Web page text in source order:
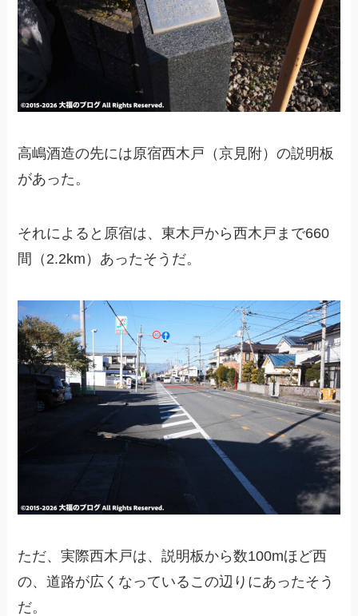
高嶋酒造の先には原宿西木戸（京見附）の説明板
があった。
それによると原宿は、東木戸から西木戸まで660
間（2.2km）あったそうだ。
ただ、実際西木戸は、説明板から数100mほど西
の、道路が広くなっているこの辺りにあったそう
だ。